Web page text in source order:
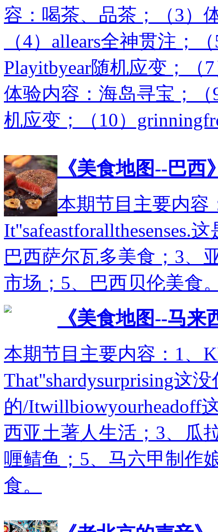
容：喝茶、品茶；（3）
（4）allears全神贯注；
Playitbyear随机应变；（
体验内容：海岛寻宝；
机应变；（10）
《美食地图--巴西
本期节目主要内容
It''safeastforallthesenses.
巴西萨尔瓦多美食；3、
市场；5、巴西贝伦美食
《美食地图--马来
本期节目主要内容：1、
That''shardysurprising这
的/Itwillbiowyourheadoff
西亚土著人生活；3、瓜
喱鲭鱼；5、马六甲制作
食。